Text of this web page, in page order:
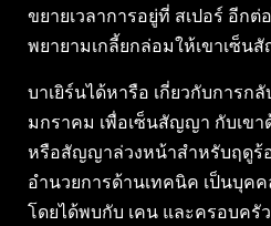
ขยายเวลาการอยู่ที่ สเปอร์ อีกต่
พยายามเกลี้ยกล่อมให้เขาเซ็น
บาเยิร์นได้หารือ เกี่ยวกับการก
มกราคม เพื่อเซ็นสัญญา กับเขา
หรือสัญญาล่วงหน้าสำหรับฤดูร้
อำนวยการด้านเทคนิค เป็นบุค
โดยได้พบกับ เคน และครอบครั